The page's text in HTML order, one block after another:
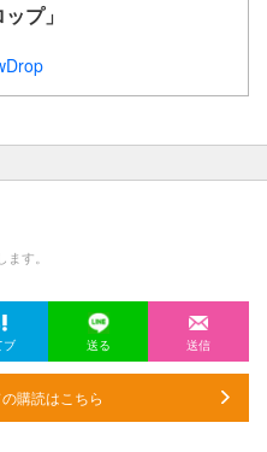
プ」
す。
ブ 送る 送信
購読はこちら